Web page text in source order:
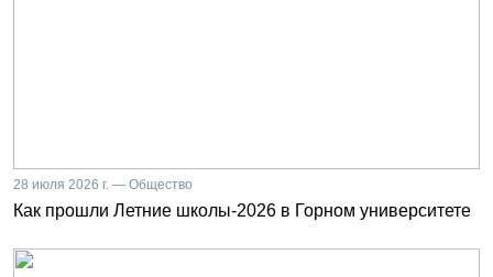
28 июля 2026 г. — Общество
Как прошли Летние школы-2026 в Горном университете